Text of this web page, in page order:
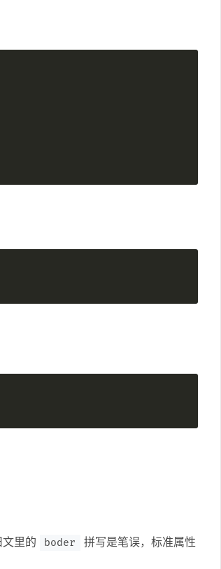
里的 boder
拼写是笔误，标准属性